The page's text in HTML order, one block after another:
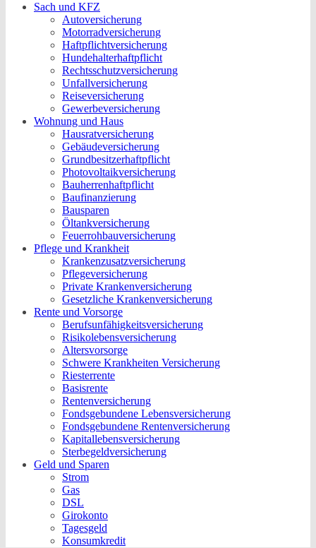
Sach und KFZ
Autoversicherung
Motorradversicherung
Haftpflichtversicherung
Hundehalterhaftpflicht
Rechtsschutzversicherung
Unfallversicherung
Reiseversicherung
Gewerbeversicherung
Wohnung und Haus
Hausratversicherung
Gebäudeversicherung
Grundbesitzerhaftpflicht
Photovoltaikversicherung
Bauherrenhaftpflicht
Baufinanzierung
Bausparen
Öltankversicherung
Feuerrohbauversicherung
Pflege und Krankheit
Krankenzusatzversicherung
Pflegeversicherung
Private Krankenversicherung
Gesetzliche Krankenversicherung
Rente und Vorsorge
Berufs­unfähigkeitsversicherung
Risikolebensversicherung
Altersvorsorge
Schwere Krankheiten Versicherung
Riesterrente
Basisrente
Rentenversicherung
Fondsgebundene Lebensversicherung
Fondsgebundene Rentenversicherung
Kapitallebensversicherung
Sterbegeldversicherung
Geld und Sparen
Strom
Gas
DSL
Girokonto
Tagesgeld
Konsumkredit